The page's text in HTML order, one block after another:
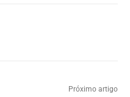
Próximo artigo